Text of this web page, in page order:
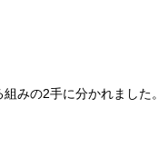
みの2手に分かれました。